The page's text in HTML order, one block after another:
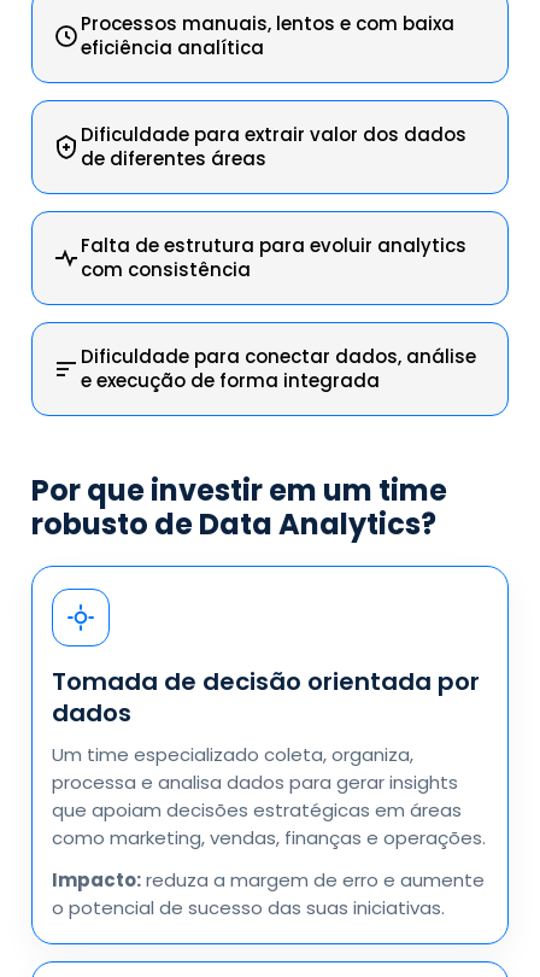
Processos manuais, lentos e com baixa
eficiência analítica
Dificuldade para extrair valor dos dados
de diferentes áreas
Falta de estrutura para evoluir analytics
com consistência
Dificuldade para conectar dados, análise
e execução de forma integrada
Por que investir em um time
robusto de Data Analytics?
Tomada de decisão orientada por
dados
Um time especializado coleta, organiza,
processa e analisa dados para gerar insights
que apoiam decisões estratégicas em áreas
como marketing, vendas, finanças e operações.
Impacto:reduza a margem de erro e aumente
o potencial de sucesso das suas iniciativas.